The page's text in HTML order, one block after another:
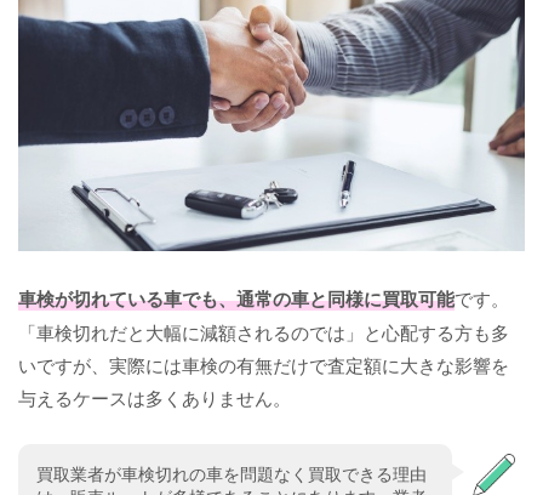
車検が切れている車でも、通常の車と同様に買取可能です。
「車検切れだと大幅に減額されるのでは」と心配する方も多
いですが、実際には車検の有無だけで査定額に大きな影響を
与えるケースは多くありません。
買取業者が車検切れの車を問題なく買取できる理由